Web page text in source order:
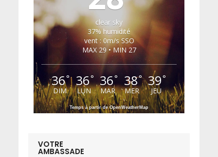
clear sky
37% humidité
vent : 0m/s SSO
MAX 29 • MIN 27
36°
DIM
36°
LUN
36°
MAR
38°
MER
39°
JEU
Temps à partir de OpenWeatherMap
VOTRE
AMBASSADE